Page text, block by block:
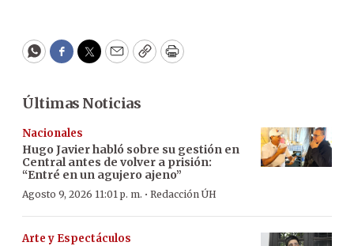
WhatsApp
Facebook
Twitter
EmailCopyPrint
Últimas Noticias
Nacionales
Hugo Javier habló sobre su gestión en
Central antes de volver a prisión:
“Entré en un agujero ajeno”
Agosto 9, 2026 11:01 p. m. · Redacción ÚH
Arte y Espectáculos